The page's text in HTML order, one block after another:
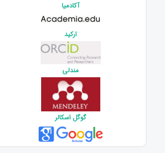
آکادمیا
ارکید
مندلی
گوگل اسکالر